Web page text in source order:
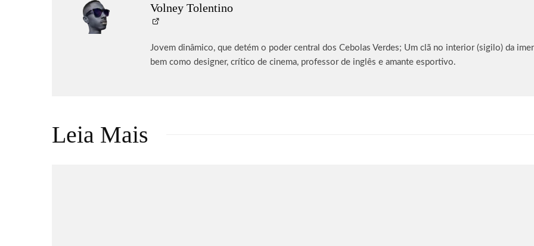
Volney Tolentino
Jovem dinâmico, que detém o poder central dos Cebolas Verdes; Um clã no interior (sigilo) da
bem como designer, crítico de cinema, professor de inglês e amante esportivo.
Leia Mais